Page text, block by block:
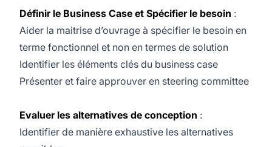
Définir le Business Case et Spécifier le besoin :
Aider la maitrise d’ouvrage à spécifier le besoin en
terme fonctionnel et non en termes de solution
Identifier les éléments clés du business case
Présenter et faire approuver en steering committee
Evaluer les alternatives de conception :
Identifier de manière exhaustive les alternatives